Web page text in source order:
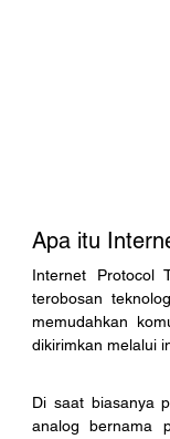
Apa itu
Internet Protocol
terobosan
memudahkan
dikirimkan melalui
Di saat biasanya
analog bernama